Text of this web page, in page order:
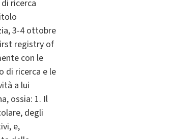
ricerca
3-4 ottobre
registry of
con le
di ricerca e le
a lui
ossia: 1. Il
degli
e,